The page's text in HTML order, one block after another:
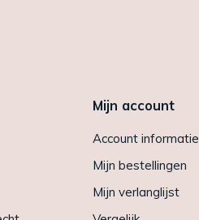
Mijn account
Account informatie
Mijn bestellingen
Mijn verlanglijst